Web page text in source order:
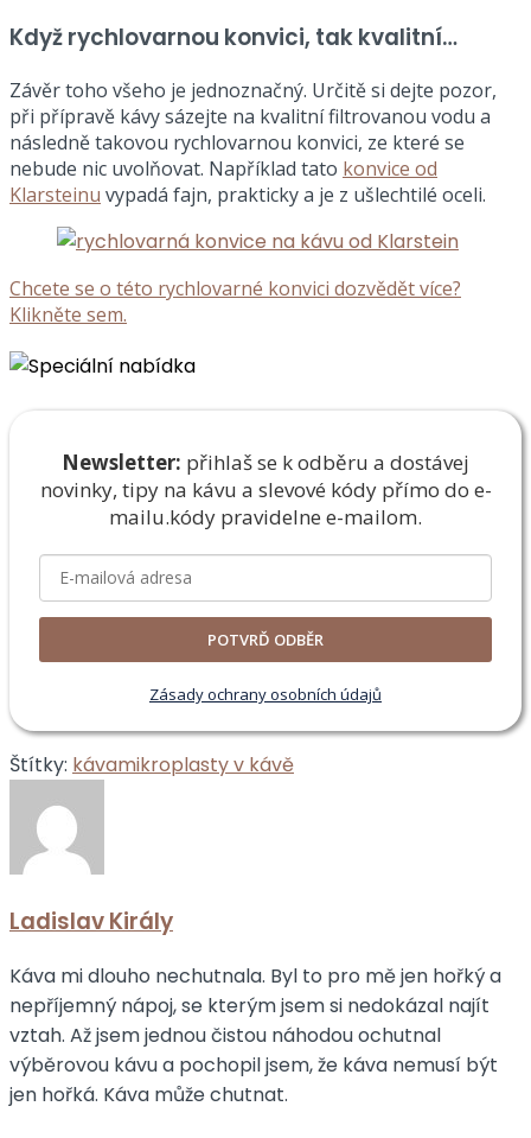
Když rychlovarnou konvici, tak kvalitní…
Závěr toho všeho je jednoznačný. Určitě si dejte pozor,
při přípravě kávy sázejte na kvalitní filtrovanou vodu a
následně takovou rychlovarnou konvici, ze které se
nebude nic uvolňovat. Například tato konvice od
Klarsteinu vypadá fajn, prakticky a je z ušlechtilé oceli.
Chcete se o této rychlovarné konvici dozvědět více?
Klikněte sem.
Newsletter: přihlaš se k odběru a dostávej
novinky, tipy na kávu a slevové kódy přímo do e-
mailu.kódy pravidelne e-mailom.
POTVRĎ ODBĚR
Zásady ochrany osobních údajů
Štítky: kávamikroplasty v kávě
Ladislav Király
Káva mi dlouho nechutnala. Byl to pro mě jen hořký a
nepříjemný nápoj, se kterým jsem si nedokázal najít
vztah. Až jsem jednou čistou náhodou ochutnal
výběrovou kávu a pochopil jsem, že káva nemusí být
jen hořká. Káva může chutnat.